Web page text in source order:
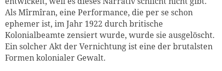
Als Mîrmîran, eine Performance, die per se schon
ephemer ist, im Jahr 1922 durch britische
Kolonialbeamte zensiert wurde, wurde sie ausgelöscht.
Ein solcher Akt der Vernichtung ist eine der brutalsten
Formen kolonialer Gewalt.